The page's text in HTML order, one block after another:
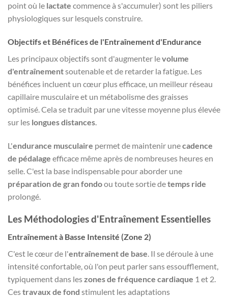
point où le lactate commence à s'accumuler) sont les piliers
physiologiques sur lesquels construire.
Objectifs et Bénéfices de l'Entraînement d'Endurance
Les principaux objectifs sont d'augmenter levolume
d'entraînementsoutenable et de retarder la fatigue. Les
bénéfices incluent un cœur plus efficace, un meilleur réseau
capillaire musculaire et un métabolisme des graisses
optimisé. Cela se traduit par une vitesse moyenne plus élevée
sur les longues distances.
L'endurance musculaire permet de maintenir unecadence
de pédalage efficace même après de nombreuses heures en
selle. C'est la base indispensable pour aborder une
préparation de gran fondoou toute sortie detemps ride
prolongé.
Les Méthodologies d'Entraînement Essentielles
Entraînement à Basse Intensité (Zone 2)
C'est le cœur de l'entraînement de base. Il se déroule à une
intensité confortable, où l'on peut parler sans essoufflement,
typiquement dans leszones de fréquence cardiaque 1 et 2.
Cestravaux de fond stimulent les adaptations